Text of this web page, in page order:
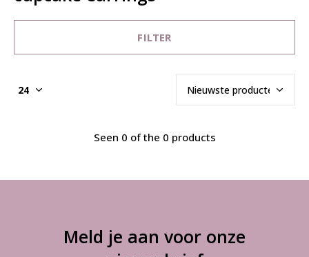
FILTER
Seen 0 of the 0 products
Meld je aan voor onze